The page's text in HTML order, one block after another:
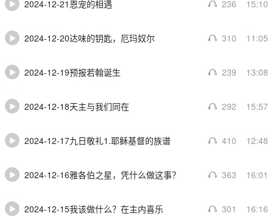
2024-12-21恩宠的相遇 236 15:10
2024-12-20达味的钥匙，厄玛奴尔 310 11:05
2024-12-19预报若翰诞生 239 13:08
2024-12-18天主与我们同在 292 15:57
2024-12-17九日敬礼1.耶稣基督的族谱 410 12:48
2024-12-16雅各伯之星，凭什么做这事？ 363 16:01
2024-12-15我该做什么？在主内喜乐 301 16:16